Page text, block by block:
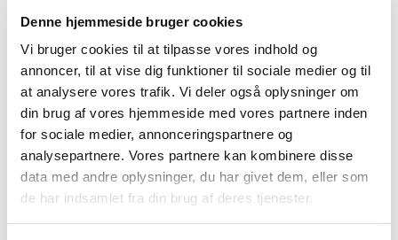
Denne hjemmeside bruger cookies
Vi bruger cookies til at tilpasse vores indhold og
annoncer, til at vise dig funktioner til sociale medier og til
at analysere vores trafik. Vi deler også oplysninger om
din brug af vores hjemmeside med vores partnere inden
for sociale medier, annonceringspartnere og
analysepartnere. Vores partnere kan kombinere disse
data med andre oplysninger, du har givet dem, eller som
de har indsamlet fra din brug af deres tjenester.